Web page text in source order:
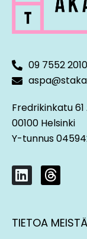
09 7552 2010
Fredrikinkatu 61
00100 Helsinki
Y-tunnus
L
i
k
e
T
h
e
a
TIETOA MEISTÄ